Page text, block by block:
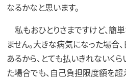
なるかなと思います。
私もおひとりさまですけど、簡
ません。大きな病気になった場
あるから、とても払いきれないく
た場合でも、自己負担限度額を超